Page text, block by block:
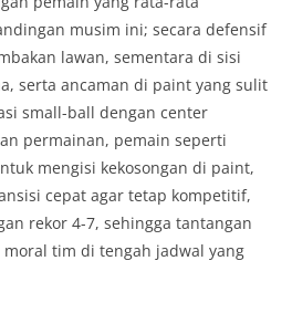
musim ini; secara defensif
lawan, sementara di sisi
serta ancaman di paint yang sulit
small-ball dengan center
permainan, pemain seperti
mengisi kekosongan di paint,
cepat agar tetap kompetitif,
rekor 4-7, sehingga tantangan
tim di tengah jadwal yang